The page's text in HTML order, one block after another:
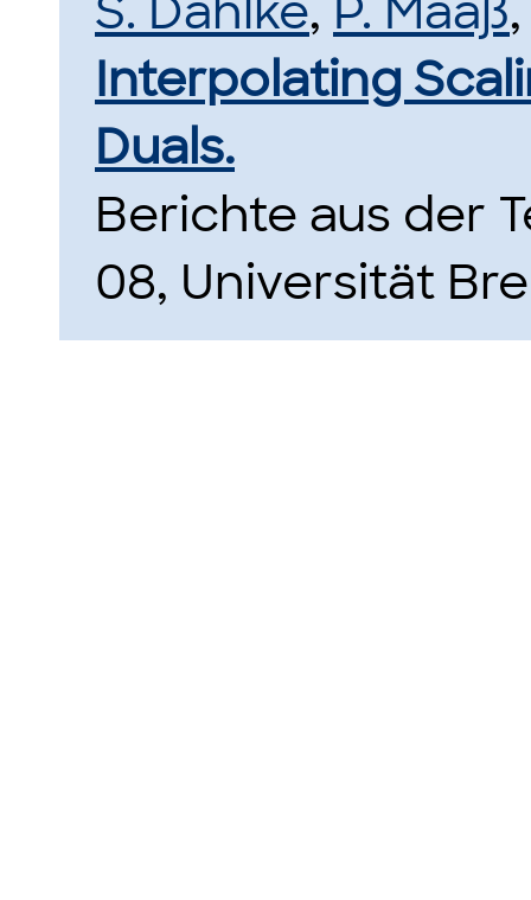
Interpolating
Duals.
Berichte aus der
08, Universität